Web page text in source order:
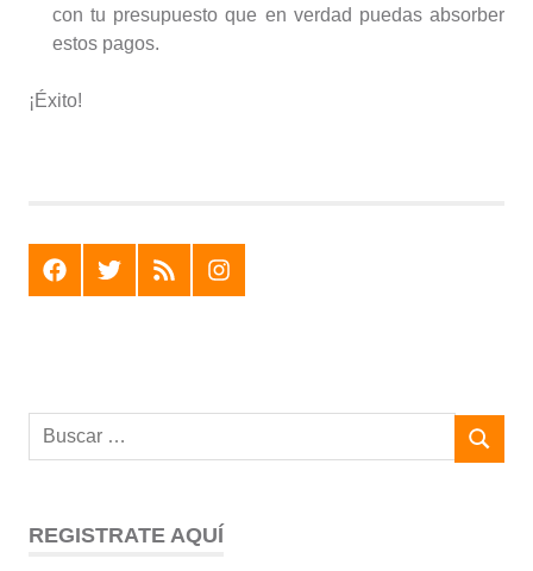
con tu presupuesto que en verdad puedas absorber
estos pagos.
¡Éxito!
F T R I
REGISTRATE AQUÍ